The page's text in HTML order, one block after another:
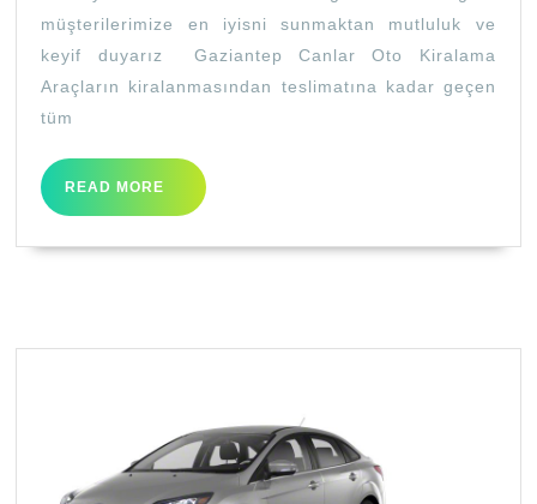
müşterilerimize en iyisni sunmaktan mutluluk ve
keyif duyarız Gaziantep Canlar Oto Kiralama
Araçların kiralanmasından teslimatına kadar geçen
tüm
READ MORE
READ
MORE